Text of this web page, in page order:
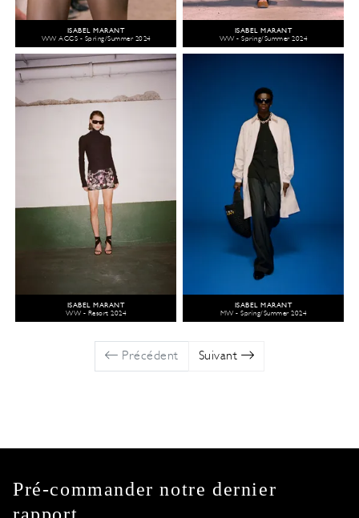
ISABEL MARANT
WW ACCS - Spring/Summer 2024
ISABEL MARANT
WW - Spring/Summer 2024
ISABEL MARANT
WW - Resort 2024
ISABEL MARANT
MW - Spring/Summer 2024
Précédent Suivant
Pré-commander notre dernier
rapport